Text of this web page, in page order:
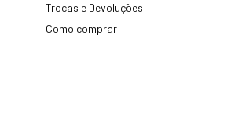
Trocas e Devoluções
Como comprar